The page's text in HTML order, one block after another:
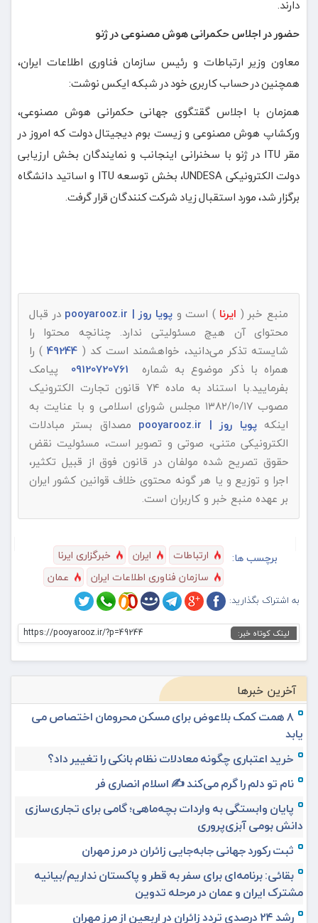
دارند.
حضور در اجلاس حکمرانی هوش مصنوعی در ژنو
معاون وزیر ارتباطات و رئیس سازمان فناوری اطلاعات ایران،
همچنین در حساب کاربری خود در شبکه ایکس نوشت:
همزمان با اجلاس گقتگوی جهانی حکمرانی هوش مصنوعی،
ورکشاپ هوش مصنوعی و زیست بوم دیجیتال دولت که امروز در
مقر ITU در ژنو با سخنرانی اینجانب و نمایندگان بخش ارزیابی
دولت الکترونیکی UNDESA، بخش توسعه ITU و اساتید دانشگاه
برگزار شد، مورد استقبال زیاد شرکت کنندگان قرار گرفت.
منبع خبر ( ایرنا ) است وپویا روز | pooyarooz.ir
در قبال
محتوای آن هیچ مسئولیتی ندارد. چنانچه محتوا را
شایسته تذکر می‌دانید، خواهشمند است کد (
) را
همراه با ذکر موضوع به شماره
پیامک
بفرمایید.با استناد به ماده ۷۴ قانون تجارت الکترونیک
مصوب ۱۳۸۲/۱۰/۱۷ مجلس شورای اسلامی و با عنایت به
اینکهپویا روز | pooyarooz.ir
مصداق بستر مبادلات
الکترونیکی متنی، صوتی و تصویر است، مسئولیت نقض
حقوق تصریح شده مولفان در قانون فوق از قبیل تکثیر،
اجرا و توزیع و یا هر گونه محتوی خلاف قوانین کشور ایران
بر عهده منبع خبر و کاربران است.
برچسب ها: ارتباطات ایران
خبرگزاری ایرنا
سازمان فناوری اطلاعات ایران
عمان
به اشتراک بگذارید:
لینک کوتاه خبر: https://pooyarooz.ir/?p=49244
آخرین خبرها
۸ همت کمک بلاعوض برای مسکن محرومان اختصاص می
یابد
خرید اعتباری چگونه معادلات نظام بانکی را تغییر داد؟
نام تو دلم را گرم می‌کند ✍️ اسلام انصاری فر
پایان وابستگی به واردات بچه‌ماهی؛ گامی برای تجاری‌سازی
دانش بومی آبزی‌پروری
ثبت رکورد جهانی جابه‌جایی زائران در مرز مهران
بقائی: برنامه‌ای برای سفر به قطر و پاکستان نداریم/بیانیه
مشترک ایران و عمان در مرحله تدوین
رشد ۲۴ درصدی تردد زائران در اربعین از مرز مهران